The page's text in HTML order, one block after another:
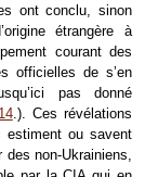
ont conclu, sinon
étrangère à
courant des
officielles de s’en
pas donné
.). Ces révélations
estiment ou savent
non-Ukrainiens,